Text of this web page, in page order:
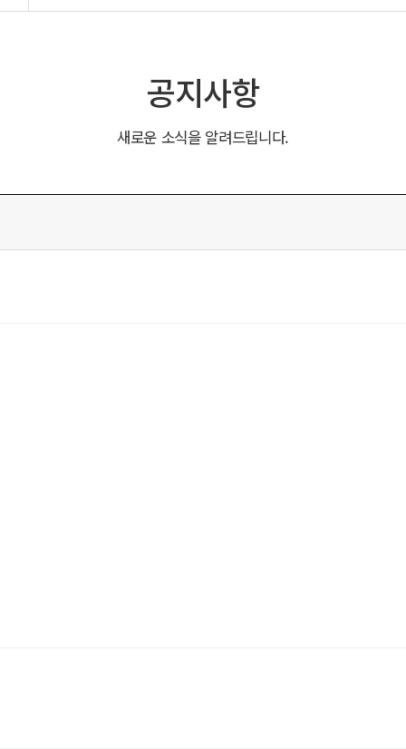
공지사항
새로운 소식을 알려드립니다.